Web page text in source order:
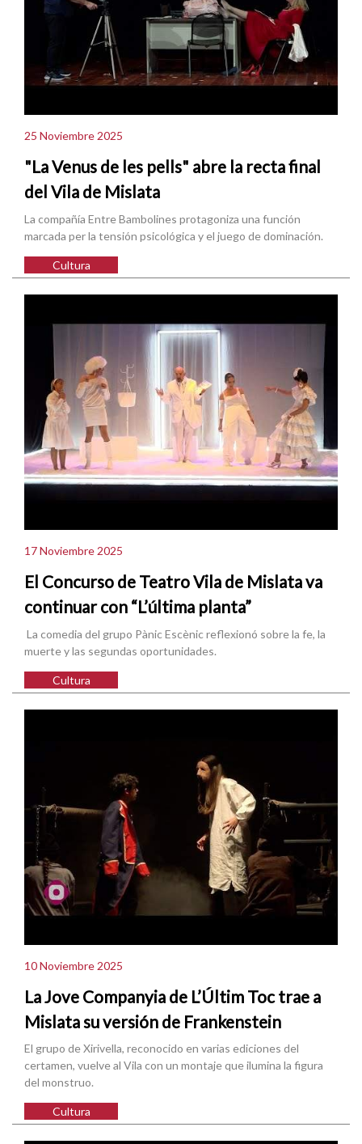
25 Noviembre 2025
"La Venus de les pells" abre la recta final
del Vila de Mislata
La compañía Entre Bambolines protagoniza una función
marcada per la tensión psicológica y el juego de dominación.
Cultura
17 Noviembre 2025
El Concurso de Teatro Vila de Mislata va
continuar con “L’última planta”
La comedia del grupo Pànic Escènic reflexionó sobre la fe, la
muerte y las segundas oportunidades.
Cultura
10 Noviembre 2025
La Jove Companyia de L’Últim Toc trae a
Mislata su versión de Frankenstein
El grupo de Xirivella, reconocido en varias ediciones del
certamen, vuelve al Vila con un montaje que ilumina la figura
del monstruo.
Cultura